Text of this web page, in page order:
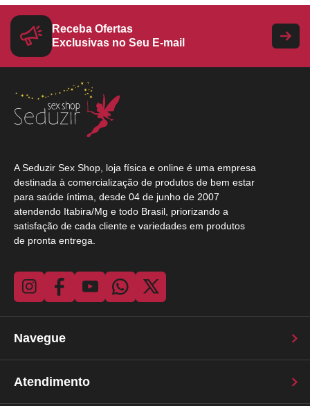
Receba Ofertas
Exclusivas no Seu E-mail
A Seduzir Sex Shop, loja física e online é uma empresa
destinada à comercialização de produtos de bem estar
para saúde íntima, desde 04 de junho de 2007
atendendo Itabira/Mg e todo Brasil, priorizando a
satisfação de cada cliente e variedades em produtos
de pronta entrega.
Navegue
Atendimento